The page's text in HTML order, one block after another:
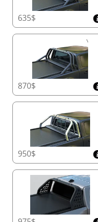
rétrogradée à une
fonctionnelle en
panne du moteur.
continue en
éliminant les
En mode manuel,
sécurité
verrouillage en
déverrouillage
ou une poignée
dans toutes les
froid glacial à la
Sécurité
en Temps Réel
Protégez ce qui
capteurs
arrière.
conventionnels,
instantanément
sécurité renforcée
domestiques et les
635$
870$
950$